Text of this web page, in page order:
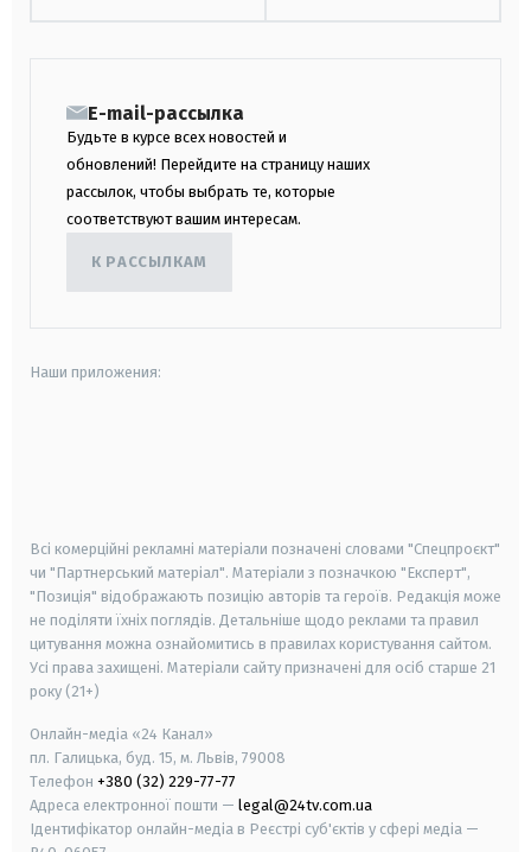
E-mail-рассылка
Будьте в курсе всех новостей и
обновлений! Перейдите на страницу наших
рассылок, чтобы выбрать те, которые
соответствуют вашим интересам.
К РАССЫЛКАМ
Наши приложения:
Всі комерційні рекламні матеріали позначені словами "Спецпроєкт"
чи "Партнерський матеріал". Матеріали з позначкою "Експерт",
"Позиція" відображають позицію авторів та героїв. Редакція може
не поділяти їхніх поглядів. Детальніше щодо реклами та правил
цитування можна ознайомитись в правилах користування сайтом.
Усі права захищені. Матеріали сайту призначені для осіб старше 21
року (21+)
Онлайн-медіа «24 Канал»
пл. Галицька, буд. 15, м. Львів, 79008
Телефон +380 (32) 229-77-77
Адреса електронної пошти — legal@24tv.com.ua
Ідентифікатор онлайн-медіа в Реєстрі суб'єктів у сфері медіа —